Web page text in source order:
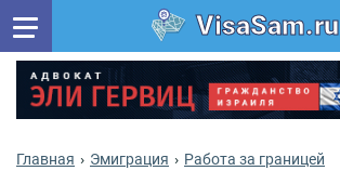
VisaSam.ru
Главная Эмиграция Работа за границей